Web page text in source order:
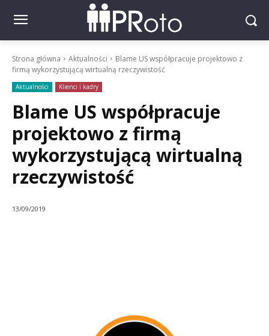
Strona główna Aktualności
Blame US współpracuje projektowo z
firmą wykorzystującą wirtualną rzeczywistość
Aktualności Klienci i kadry
Blame US współpracuje
projektowo z firmą
wykorzystującą wirtualną
rzeczywistość
13/09/2019